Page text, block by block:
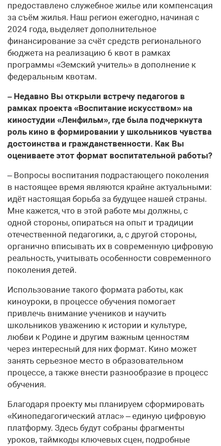
предоставлено служебное жилье или компенсация
за съём жилья. Наш регион ежегодно, начиная с
2024 года, выделяет дополнительное
финансирование за счёт средств регионального
бюджета на реализацию 6 квот в рамках
программы «Земский учитель» в дополнение к
федеральным квотам.
– Недавно Вы открыли встречу педагогов в
рамках проекта «Воспитание искусством» на
киностудии «Ленфильм», где была подчеркнута
роль кино в формировании у школьников чувства
достоинства и гражданственности. Как Вы
оцениваете этот формат воспитательной работы?
– Вопросы воспитания подрастающего поколения
в настоящее время являются крайне актуальными:
идёт настоящая борьба за будущее нашей страны.
Мне кажется, что в этой работе мы должны, с
одной стороны, опираться на опыт и традиции
отечественной педагогики, а, с другой стороны,
органично вписывать их в современную цифровую
реальность, учитывать особенности современного
поколения детей.
Использование такого формата работы, как
киноуроки, в процессе обучения помогает
привлечь внимание учеников и научить
школьников уважению к истории и культуре,
любви к Родине и другим важным ценностям
через интересный для них формат. Кино может
занять серьезное место в образовательном
процессе, а также внести разнообразие в процесс
обучения.
Благодаря проекту мы планируем сформировать
«Кинопедагогический атлас» – единую цифровую
платформу. Здесь будут собраны фрагменты
уроков, таймкоды ключевых сцен, подробные